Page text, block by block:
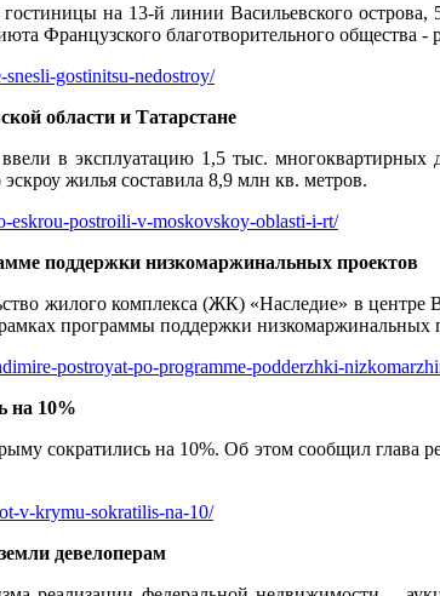
на 13-й линии Васильевского
Французского благотворительного общества -
gostinitsu-nedostroy/
области и Татарстане
в эксплуатацию 1,5 тыс.
жилья составила 8,9 млн кв. метров.
eskrou-postroili-v-moskovskoy-oblasti-i-rt/
поддержки низкомаржинальных проектов
жилого комплекса (ЖК) «Наследие» в центре
программы поддержки низкомаржинальных
postroyat-po-programme-podderzhki-
на 10%
сократились на 10%. Об этом сообщил глава
v-krymu-sokratilis-na-10/
девелоперам